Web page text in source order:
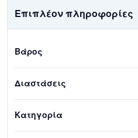
Επιπλέον πληροφορίες
Βάρος
Διαστάσεις
Κατηγορία